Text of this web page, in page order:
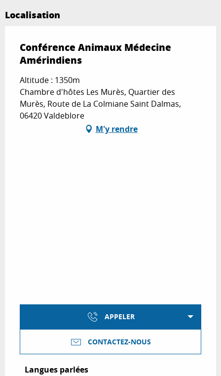
Localisation
Conférence Animaux Médecine
Amérindiens
Altitude : 1350m
Chambre d'hôtes Les Murès, Quartier des
Murès, Route de La Colmiane Saint Dalmas,
06420 Valdeblore
M'y rendre
APPELER
CONTACTEZ-NOUS
Langues parlées
Langues parlées